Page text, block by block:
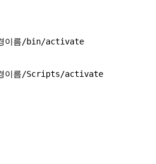
이름/bin/activate
이름/Scripts/activate